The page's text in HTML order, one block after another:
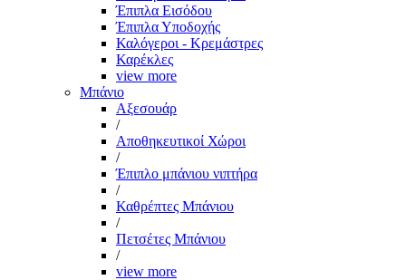
Έπιπλα Εισόδου
Έπιπλα Υποδοχής
Καλόγεροι - Κρεμάστρες
Καρέκλες
view more
Μπάνιο
Αξεσουάρ
/
Αποθηκευτικοί Χώροι
/
Έπιπλο μπάνιου νιπτήρα
/
Καθρέπτες Μπάνιου
/
Πετσέτες Μπάνιου
/
view more